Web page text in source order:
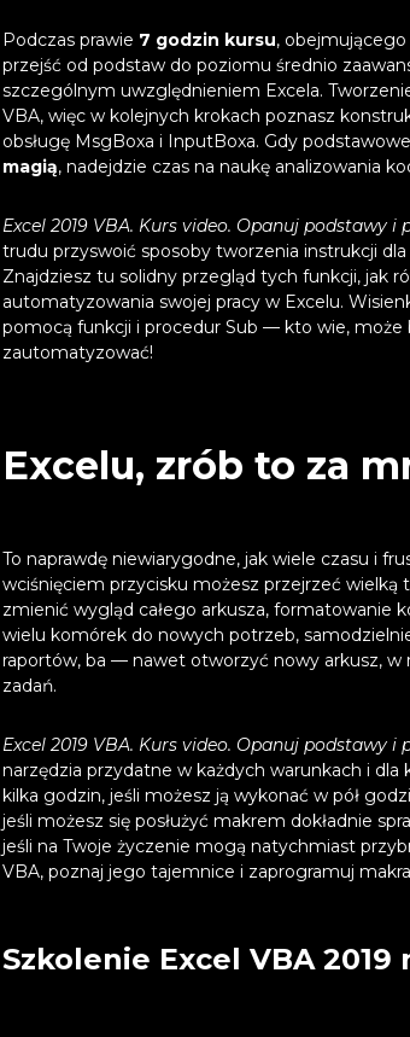
Podczas prawie 7 godzin kursu,
przejść od podstaw do poziomu średnio
szczególnym uwzględnieniem Excela.
VBA, więc w kolejnych krokach poznasz
obsługę MsgBoxa i InputBoxa. Gdy podstawowe
magią, nadejdzie czas na naukę analizowania
Excel 2019 VBA. Kurs video. Opanuj podstawy
trudu przyswoić sposoby tworzenia instrukcji
Znajdziesz tu solidny przegląd tych funkcji, jak
automatyzowania swojej pracy w Excelu.
pomocą funkcji i procedur Sub — kto wie, może
zautomatyzować!
Excelu, zrób to za
To naprawdę niewiarygodne, jak wiele czasu i
wciśnięciem przycisku możesz przejrzeć wielką
zmienić wygląd całego arkusza, formatowanie
wielu komórek do nowych potrzeb,
raportów, ba — nawet otworzyć nowy arkusz, w
zadań.
Excel 2019 VBA. Kurs video. Opanuj podstawy
narzędzia przydatne w każdych warunkach i
kilka godzin, jeśli możesz ją wykonać w pół
jeśli możesz się posłużyć makrem dokładnie
jeśli na Twoje życzenie mogą natychmiast
VBA, poznaj jego tajemnice i zaprogramuj
Szkolenie Excel VBA